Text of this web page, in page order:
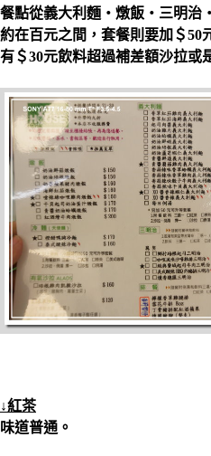
餐點從義大利麵‧燉飯‧三明治
約在百元之間，套餐則要加＄50
有＄30元飲料超過補差額沙拉或
↓紅茶
味道普通。